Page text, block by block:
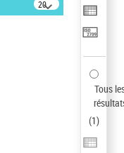
20
résultats/page
Tous
(1)